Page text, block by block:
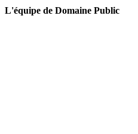
L'équipe de Domaine Public